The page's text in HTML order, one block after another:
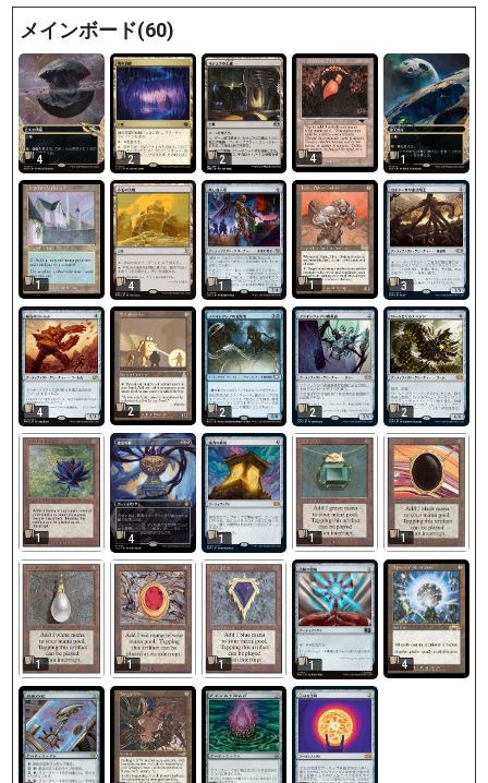
メインボード(60)
4 2 2 4 1
1 4 1 1 3
4 2 2 2 2
1 4 1 1 1
1 1 1 1 4